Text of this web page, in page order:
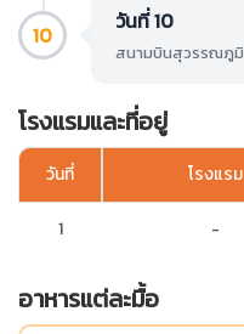
10 วันที่ 10
สนามบินสุวรรณภูมิ
โรงแรมและที่อยู่
วันที่ โรงแรม
1 -
อาหารแต่ละมื้อ